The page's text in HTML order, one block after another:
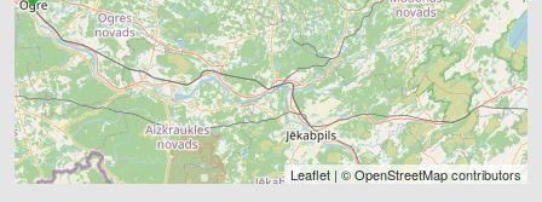
Leaflet | ©OpenStreetMapcontributors